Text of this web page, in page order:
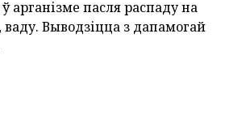
арганізме пасля распаду на
ваду. Выводзіцца з дапамогай